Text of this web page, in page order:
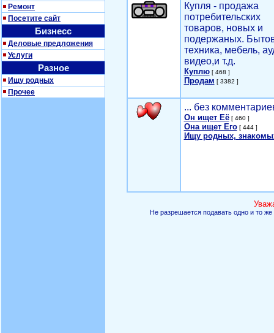
Ремонт
Посетите сайт
Бизнесс
Деловые предложения
Услуги
Разное
Ищу родных
Прочее
Купля - продажа
потребительских
товаров, новых и
подержаных.
техника, мебель,
видео,и т.д.
Куплю[ 468 ]
Продам [ 3382 ]
... без
Он ищет Её[ 460 ]
Она ищет Его[ 444 ]
Ищу родных,
Не разрешается подавать одно и то